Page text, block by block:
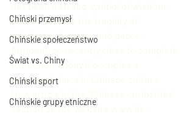
Chiński przemysł
Chińskie społeczeństwo
Świat vs. Chiny
Chiński sport
Chińskie grupy etniczne
has been a strong symbol of wisdom,
power, but also the fragility of
existence, harmony and peace.
extinction, today it occupies a
privileged place in Chinese culture.
section on the website www.kk-